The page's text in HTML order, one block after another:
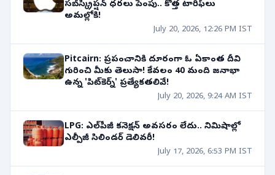
సబ్‌స్క్రిప్షన్ ధరలు పెంపు.. కొత్త టారిఫ్‌లు
అమల్లోకి!
July 20, 2026, 12:26 PM IST
Pitcairn: ప్రపంచానికి దూరంగా ఓ ఏకాంత దీవి
గురించి మీకు తెలుసా! కేవలం 40 మంది జనాభా
ఉన్న 'పిట్‌కెర్న్' ప్రత్యేకతలివే!
July 20, 2026, 9:24 AM IST
LPG: ఎల్‌పీజీ కనెక్షన్ అవసరం లేదు.. నిమిషాల్లో
ఎల్పీజీ సిలిండర్ డెలివరీ!
July 17, 2026, 6:53 PM IST